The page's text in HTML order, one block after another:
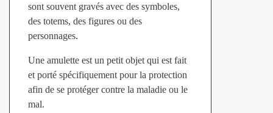
sont souvent gravés avec des symboles,
des totems, des figures ou des
personnages.
Une amulette est un petit objet qui est fait
et porté spécifiquement pour la protection
afin de se protéger contre la maladie ou le
mal.